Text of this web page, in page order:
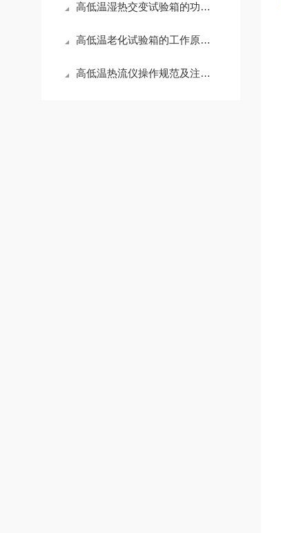
高低温湿热交变试验箱的功能应用与养护技巧
高低温老化试验箱的工作原理与性能解析
高低温热流仪操作规范及注意事项